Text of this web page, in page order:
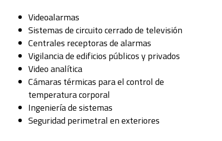
Videoalarmas
Sistemas de circuito cerrado de televisión
Centrales receptoras de alarmas
Vigilancia de edificios públicos y privados
Video analítica
Cámaras térmicas para el control de
temperatura corporal
Ingeniería de sistemas
Seguridad perimetral en exteriores